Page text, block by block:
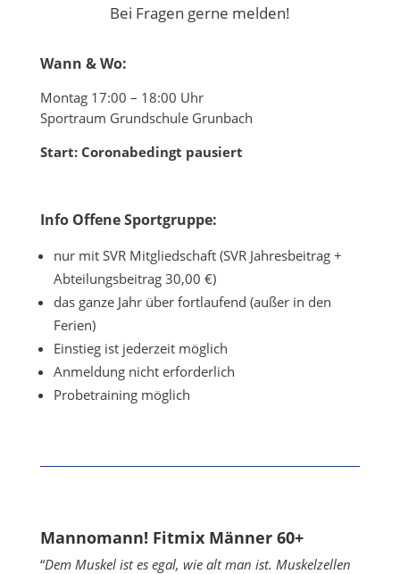
Bei Fragen gerne melden!
Wann & Wo:
Montag 17:00 – 18:00 Uhr
Sportraum Grundschule Grunbach
Start: Coronabedingt pausiert
Info Offene Sportgruppe:
nur mit SVR Mitgliedschaft (SVR Jahresbeitrag +
Abteilungsbeitrag 30,00 €)
das ganze Jahr über fortlaufend (außer in den
Ferien)
Einstieg ist jederzeit möglich
Anmeldung nicht erforderlich
Probetraining möglich
Mannomann! Fitmix Männer 60+
“Dem Muskel ist es egal, wie alt man ist. Muskelzellen